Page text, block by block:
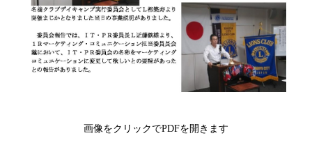
画像をクリックでPDFを開きます